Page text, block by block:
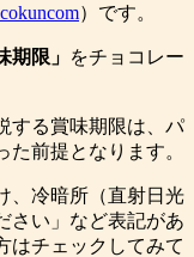
）です。
期限」 をチョコレー
する賞味期限は、パ
前提となります。
、冷暗所（直射日光
さい」など表記があ
はチェックしてみて